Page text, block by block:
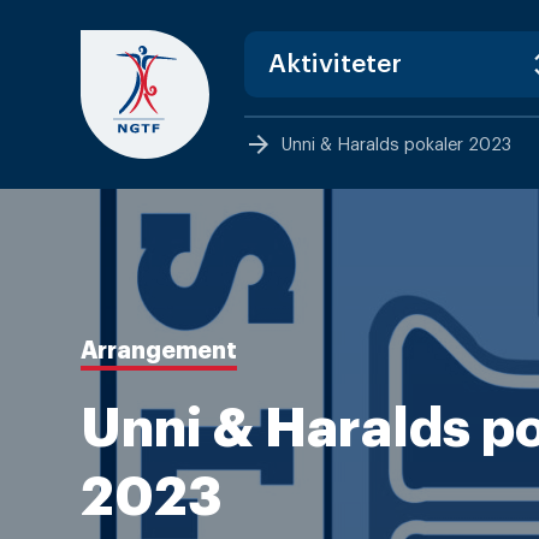
content
arrow_forward Unni & Haralds pokaler 2023
Arrangement
Unni & Haralds
2023